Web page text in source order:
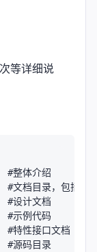
等详细说
体介绍
，包括设计文
计文档
例代码
性接口文档
码目录